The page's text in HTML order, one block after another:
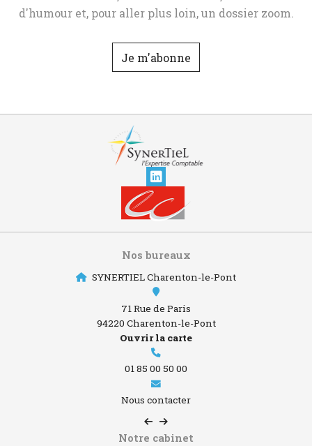
d'humour et, pour aller plus loin, un dossier zoom.
Je m'abonne
Nos bureaux
SYNERTIEL Charenton-le-Pont
71 Rue de Paris
94220 Charenton-le-Pont
Ouvrir la carte
01 85 00 50 00
Nous contacter
Notre cabinet